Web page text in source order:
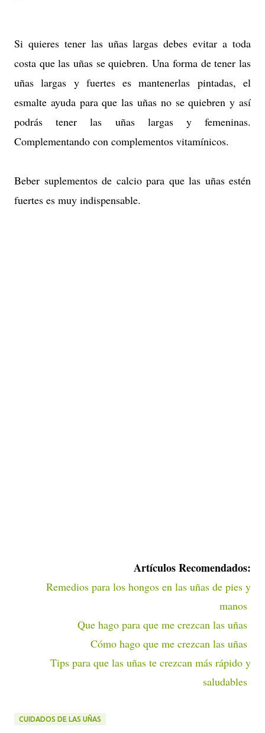
Si quieres tener las uñas largas debes evitar a toda
costa que las uñas se quiebren. Una forma de tener las
uñas largas y fuertes es mantenerlas pintadas, el
esmalte ayuda para que las uñas no se quiebren y así
podrás tener las uñas largas y femeninas.
Complementando con complementos vitamínicos.
Beber suplementos de calcio para que las uñas estén
fuertes es muy indispensable.
Artículos Recomendados:
Remedios para los hongos en las uñas de pies y
manos
Que hago para que me crezcan las uñas
Cómo hago que me crezcan las uñas
Tips para que las uñas te crezcan más rápido y
saludables
CUIDADOS DE LAS UÑAS